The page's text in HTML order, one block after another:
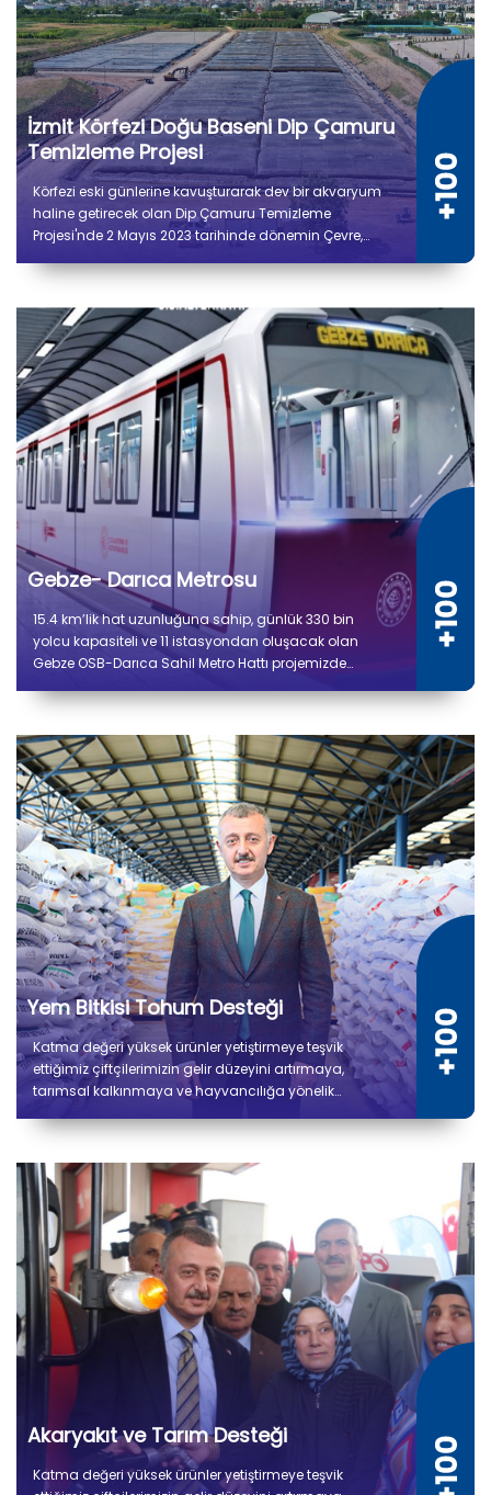
İzmit Körfezi Doğu Baseni Dip Çamuru
Temizleme Projesi
Körfezi eski günlerine kavuşturarak dev bir akvaryum
haline getirecek olan Dip Çamuru Temizleme
Projesi'nde 2 Mayıs 2023 tarihinde dönemin Çevre,
katılımıyla ilk çamur çekimi gerçekleştirildi.
Gebze- Darıca Metrosu
15.4 km’lik hat uzunluğuna sahip, günlük 330 bin
yolcu kapasiteli ve 11 istasyondan oluşacak olan
Gebze OSB-Darıca Sahil Metro Hattı projemizde
hızıyla devam etmektedir.
Yem Bitkisi Tohum Desteği
Katma değeri yüksek ürünler yetiştirmeye teşvik
ettiğimiz çiftçilerimizin gelir düzeyini artırmaya,
tarımsal kalkınmaya ve hayvancılığa yönelik
etmesini amaçlıyoruz. Çiftçilerimize 8.500 ton yem
Akaryakıt ve Tarım Desteği
Katma değeri yüksek ürünler yetiştirmeye teşvik